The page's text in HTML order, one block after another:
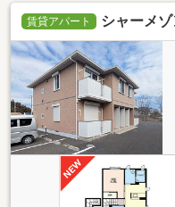
賃貸アパート シャーメ